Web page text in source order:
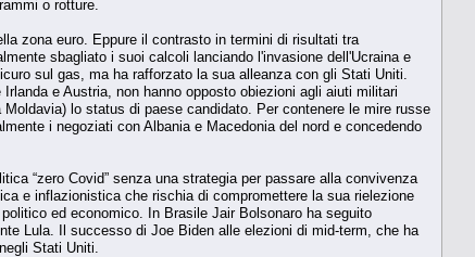
o rotture.
zona euro. Eppure il contrasto in termini di risultati tra
sbagliato i suoi calcoli lanciando l'invasione dell'Ucraina e
sul gas, ma ha rafforzato la sua alleanza con gli Stati Uniti.
e Austria, non hanno opposto obiezioni agli aiuti militari
lo status di paese candidato. Per contenere le mire russe
i negoziati con Albania e Macedonia del nord e concedendo
“zero Covid” senza una strategia per passare alla convivenza
e inflazionistica che rischia di compromettere la sua rielezione
ed economico. In Brasile Jair Bolsonaro ha seguito
Lula. Il successo di Joe Biden alle elezioni di mid-term, che ha
Stati Uniti.